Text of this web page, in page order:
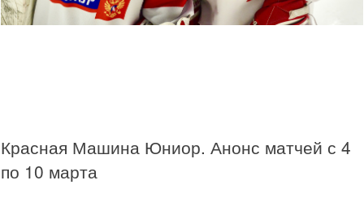
Красная Машина Юниор. Анонс матчей с 4
по 10 марта